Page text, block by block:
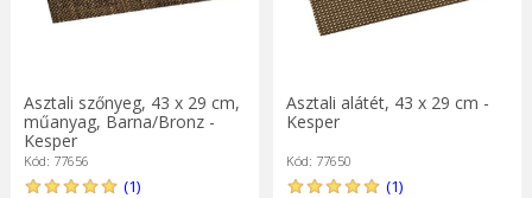
Asztali szőnyeg, 43 x 29 cm,
műanyag, Barna/Bronz -
Kesper
Kód: 77656
(1)
Asztali alátét, 43 x 29 cm -
Kesper
Kód: 77650
(1)